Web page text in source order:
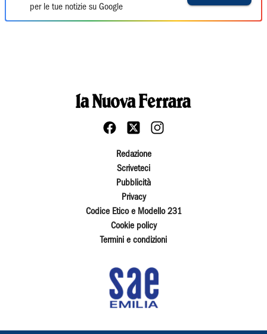
per le tue notizie su Google
Redazione
Scriveteci
Pubblicità
Privacy
Codice Etico e Modello 231
Cookie policy
Termini e condizioni